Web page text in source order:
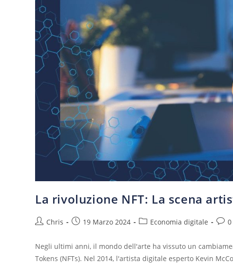
La rivoluzione NFT: La scena
Chris 19 Marzo 2024 Economia digitale
Negli ultimi anni, il mondo dell'arte ha vissuto un
Tokens (NFTs). Nel 2014, l'artista digitale esperto Kevin